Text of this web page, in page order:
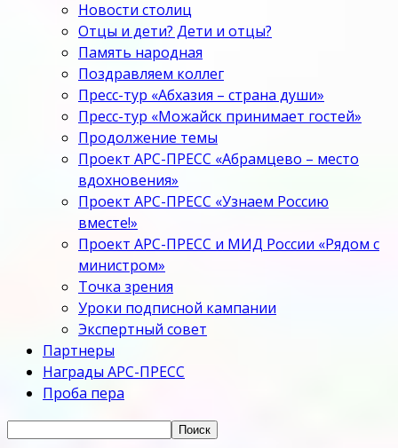
Новости столиц
Отцы и дети? Дети и отцы?
Память народная
Поздравляем коллег
Пресс-тур «Абхазия – страна души»
Пресс-тур «Можайск принимает гостей»
Продолжение темы
Проект АРС-ПРЕСС «Абрамцево – место
вдохновения»
Проект АРС-ПРЕСС «Узнаем Россию
вместе!»
Проект АРС-ПРЕСС и МИД России «Рядом с
министром»
Точка зрения
Уроки подписной кампании
Экспертный совет
Партнеры
Награды АРС-ПРЕСС
Проба пера